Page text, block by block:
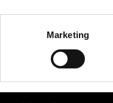
Marketinger støttet
kunsthistorie ved at
af 00’erne var med til